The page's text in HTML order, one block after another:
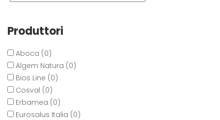
Produttori
Aboca (0)
Algem Natura (0)
Bios Line (0)
Cosval (0)
Erbamea (0)
Eurosalus Italia (0)